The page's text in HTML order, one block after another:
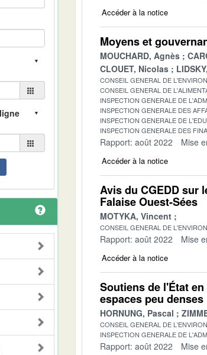
Accéder à la notice
Moyens et
MOUCHARD, Agnès
CLOUET, Nicolas
CONSEIL GENERAL DE
CONSEIL GENERAL DE
INSPECTION GENERALE DE
INSPECTION GENERALE DES
INSPECTION GENERALE DE
INSPECTION GENERALE DES
Rapport: août 2022 Mise
Accéder à la notice
Avis du CGEDD sur
Falaise Ouest-Sées
MOTYKA, Vincent
CONSEIL GENERAL DE
Rapport: août 2022 Mise
Accéder à la notice
Soutiens de l'État
espaces peu denses
HORNUNG, Pascal
CONSEIL GENERAL DE
INSPECTION GENERALE DE
Rapport: août 2022 Mise